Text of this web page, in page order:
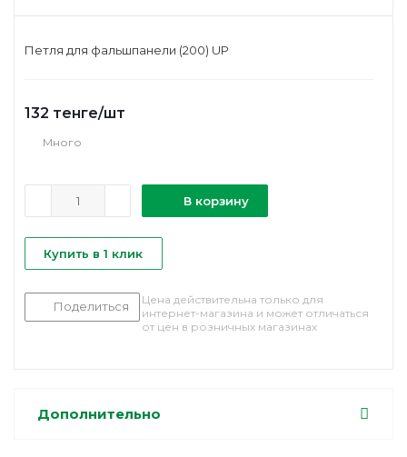
Петля для фальшпанели (200) UP
132 тенге/шт
Много
В корзину
Купить в 1 клик
Поделиться
Цена действительна только для
интернет-магазина и может отличаться
от цен в розничных магазинах
Дополнительно